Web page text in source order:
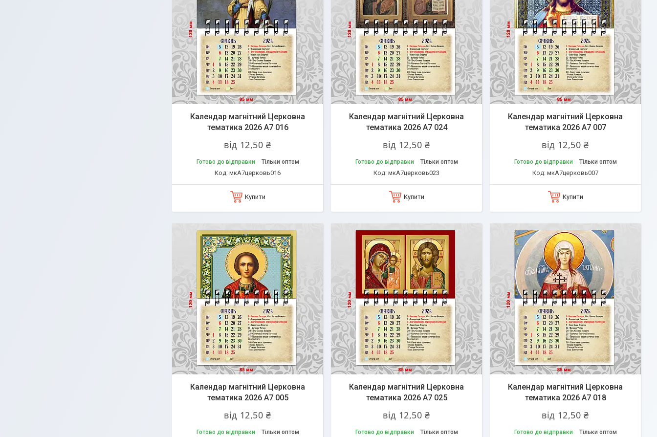
Календар магнітний Церковна
тематика 2026 А7 016
від 12,50 ₴
Готово до відправки Тільки оптом
мкА7церковь016
Купити
Календар магнітний Церковна
тематика 2026 А7 024
від 12,50 ₴
Готово до відправки Тільки оптом
мкА7церковь023
Купити
Календар магнітний Церковна
тематика 2026 А7 007
від 12,50 ₴
Готово до відправки Тільки оптом
мкА7церковь007
Купити
Календар магнітний Церковна
тематика 2026 А7 005
від 12,50 ₴
Готово до відправки Тільки оптом
Календар магнітний Церковна
тематика 2026 А7 025
від 12,50 ₴
Готово до відправки Тільки оптом
Календар магнітний Церковна
тематика 2026 А7 018
від 12,50 ₴
Готово до відправки Тільки оптом